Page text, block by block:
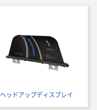
ヘッドアップディスプレイ